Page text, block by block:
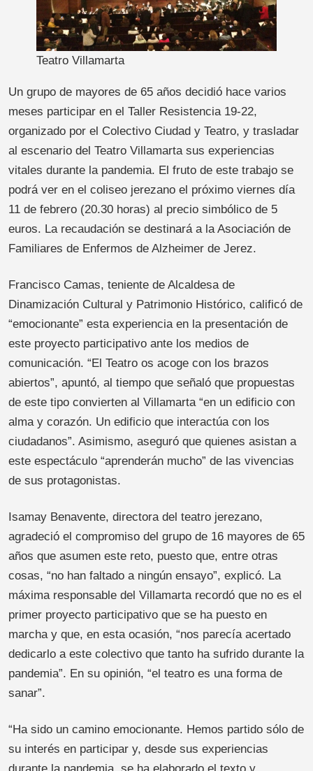
Teatro Villamarta
Un grupo de mayores de 65 años decidió hace varios
meses participar en el Taller Resistencia 19-22,
organizado por el Colectivo Ciudad y Teatro, y trasladar
al escenario del Teatro Villamarta sus experiencias
vitales durante la pandemia. El fruto de este trabajo se
podrá ver en el coliseo jerezano el próximo viernes día
11 de febrero (20.30 horas) al precio simbólico de 5
euros. La recaudación se destinará a la Asociación de
Familiares de Enfermos de Alzheimer de Jerez.
Francisco Camas, teniente de Alcaldesa de
Dinamización Cultural y Patrimonio Histórico, calificó de
“emocionante” esta experiencia en la presentación de
este proyecto participativo ante los medios de
comunicación. “El Teatro os acoge con los brazos
abiertos”, apuntó, al tiempo que señaló que propuestas
de este tipo convierten al Villamarta “en un edificio con
alma y corazón. Un edificio que interactúa con los
ciudadanos”. Asimismo, aseguró que quienes asistan a
este espectáculo “aprenderán mucho” de las vivencias
de sus protagonistas.
Isamay Benavente, directora del teatro jerezano,
agradeció el compromiso del grupo de 16 mayores de 65
años que asumen este reto, puesto que, entre otras
cosas, “no han faltado a ningún ensayo”, explicó. La
máxima responsable del Villamarta recordó que no es el
primer proyecto participativo que se ha puesto en
marcha y que, en esta ocasión, “nos parecía acertado
dedicarlo a este colectivo que tanto ha sufrido durante la
pandemia”. En su opinión, “el teatro es una forma de
sanar”.
“Ha sido un camino emocionante. Hemos partido sólo de
su interés en participar y, desde sus experiencias